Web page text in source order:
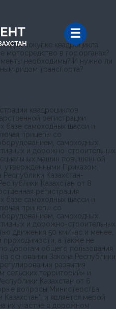
при покупке квадроцикла
мотосредство в гос.органах?
необходимы? И нужно ли
видом транспорта?
квадроциклов
регистрации
базе самоходных шасси и
прицепы со
самоходных
и дорожно-строительных
машин повышенной
утвержденными Приказом
Казахстан-
Казахстан от 8
регистрация
базе самоходных шасси и
прицепы со
самоходных
и дорожно-строительных
движения 50 км/час и менее,
а также не
дорогам общего пользования
основании Закона Республики
развития
сельских территорий» и
Казахстан от 6
вопросы Министерства
Казахстан", и является мерой
их участие в дорожном